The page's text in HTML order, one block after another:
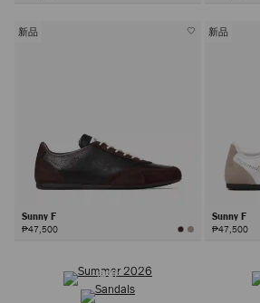
新品
Sunny F
₱47,500
新品
Sunny F
₱47,500
凉鞋